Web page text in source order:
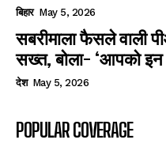
बिहार May 5, 2026
सबरीमाला फैसले वाली
सख्त, बोला- ‘आपको इन
देश May 5, 2026
POPULAR COVERAGE